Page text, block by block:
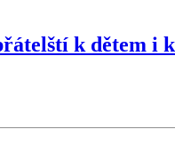
k dětem i